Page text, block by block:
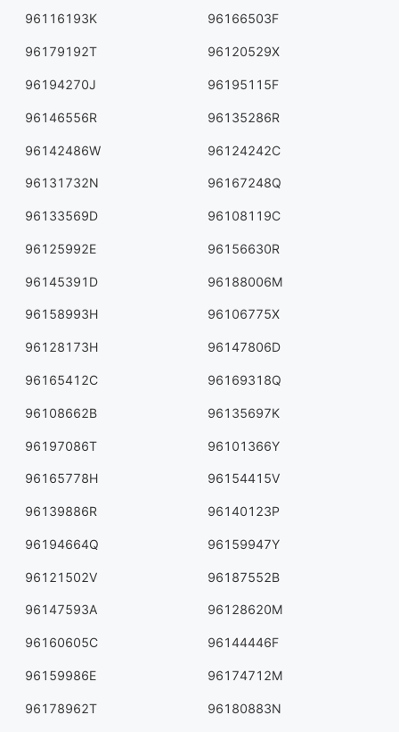
96116193K 96166503F
96179192T 96120529X
96194270J 96195115F
96146556R 96135286R
96142486W 96124242C
96131732N 96167248Q
96133569D 96108119C
96125992E 96156630R
96145391D 96188006M
96158993H 96106775X
96128173H 96147806D
96165412C 96169318Q
96108662B 96135697K
96197086T 96101366Y
96165778H 96154415V
96139886R 96140123P
96194664Q 96159947Y
96121502V 96187552B
96147593A 96128620M
96160605C 96144446F
96159986E 96174712M
96178962T 96180883N